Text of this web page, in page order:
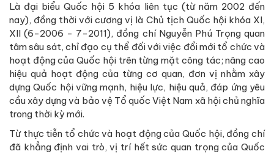
Là đại biểu Quốc hội 5 khóa liên tục (từ năm 2002 đến
nay), đồng thời với cương vị là Chủ tịch Quốc hội khóa XI,
XII (6-2006 - 7-2011), đồng chí Nguyễn Phú Trọng quan
tâm sâu sát, chỉ đạo cụ thể đối với việc đổi mới tổ chức và
hoạt động của Quốc hội trên từng mặt công tác; nâng cao
hiệu quả hoạt động của từng cơ quan, đơn vị nhằm xây
dựng Quốc hội vững mạnh, hiệu lực, hiệu quả, đáp ứng yêu
cầu xây dựng và bảo vệ Tổ quốc Việt Nam xã hội chủ nghĩa
trong thời kỳ mới.
Từ thực tiễn tổ chức và hoạt động của Quốc hội, đồng chí
đã khẳng định vai trò, vị trí hết sức quan trọng của Quốc